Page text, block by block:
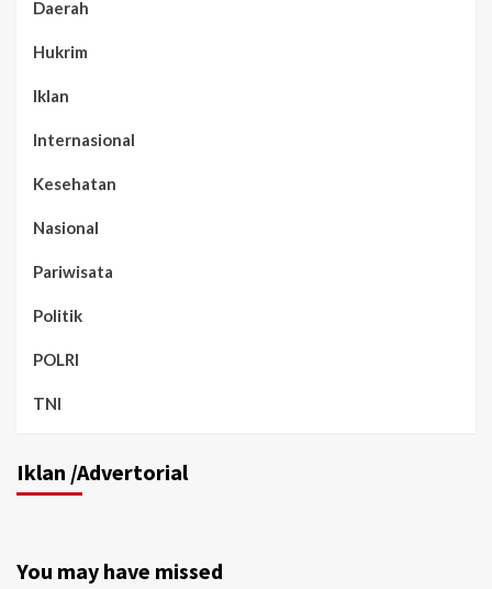
Daerah
Hukrim
Iklan
Internasional
Kesehatan
Nasional
Pariwisata
Politik
POLRI
TNI
Iklan /Advertorial
You may have missed